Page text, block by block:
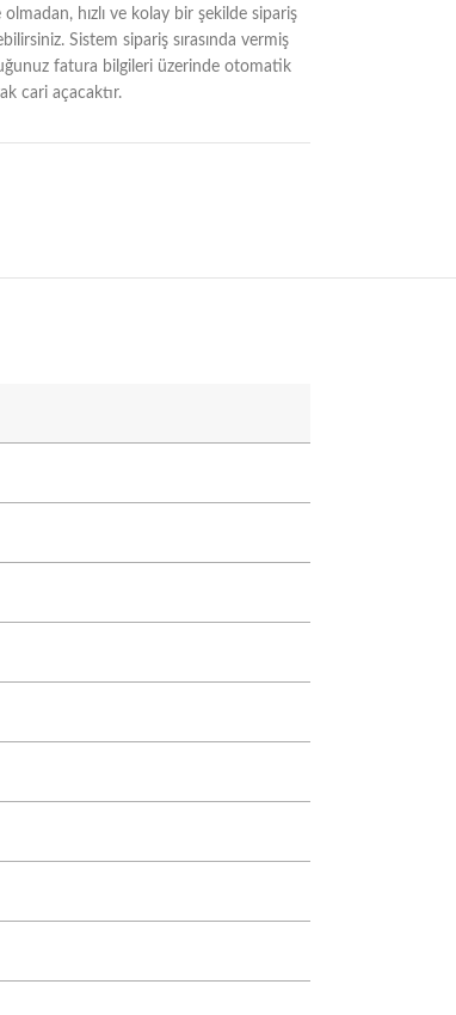
olmadan, hızlı ve kolay bir şekilde sipariş
Sistem sipariş sırasında vermiş
fatura bilgileri üzerinde otomatik
cari açacaktır.